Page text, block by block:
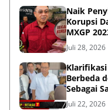
Naik
Korupsi
MXGP
Juli 28, 2026
Klarifikasi
Berbeda
Sebagai
Juli 22, 2026